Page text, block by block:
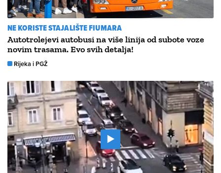
NE KORISTE STAJALIŠTE FIUMARA
Autotrolejevi autobusi na više linija od subote voze
novim trasama. Evo svih detalja!
Rijeka i PGŽ